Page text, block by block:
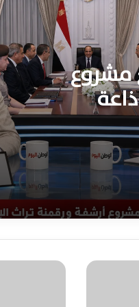
مشروع
النجار:
جديدة في
ل